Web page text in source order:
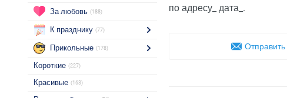
За любовь (188)
К празднику (77)
Прикольные (178)
Короткие (227)
Красивые (163)
по адресу_ дата_.
Отправить